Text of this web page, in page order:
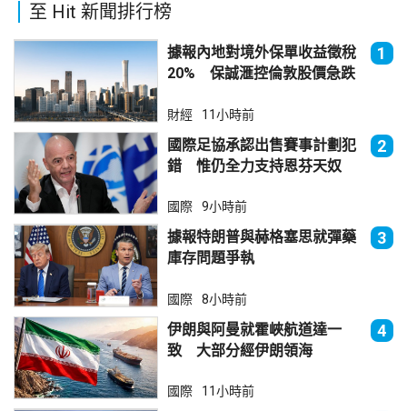
至 Hit 新聞排行榜
據報內地對境外保單收益徵稅
20% 保誠滙控倫敦股價急跌
1
財經 11小時前
國際足協承認出售賽事計劃犯
錯 惟仍全力支持恩芬天奴
2
國際 9小時前
據報特朗普與赫格塞思就彈藥
庫存問題爭執
3
國際 8小時前
伊朗與阿曼就霍峽航道達一
致 大部分經伊朗領海
4
國際 11小時前